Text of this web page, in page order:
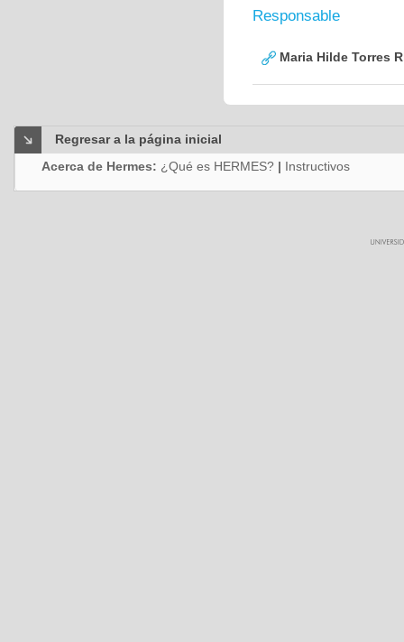
Responsable
Maria Hilde Torres
Regresar a la página inicial
Acerca de Hermes: ¿Qué es HERMES? | Instructivos